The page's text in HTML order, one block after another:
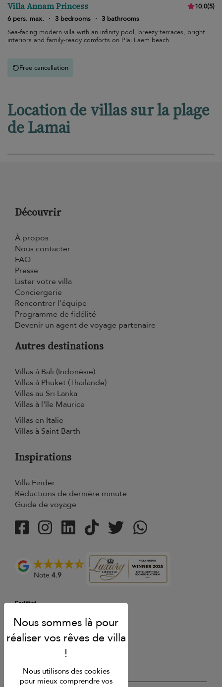
Villa Annam Princess 10.0(5)
6 pers. max.
· 3 bedrooms · 3 bathrooms
Sea-facing modern villa with an infinity pool, breezy terraces, bright
interiors and family-ready comforts on Plai Laem beach.
Free cancellation
Location de villas sur la plage
de Lamai
Découvrir
À propos
Nous contacter
FAQ
Presse
Lister votre villa
Conciergerie
Rencontrer l'équipe
Programme de fidélité
Devenir un agent de voyage partenaire
Autres destinations
Villas à Bali (Indonésie)
Villas à Phuket (Thaïlande)
Villas au Sri Lanka
Villas à l'île Maurice
Villas en Italie
Villas à Saint Barth
Inspirations
Villa Finder
Réductions de dernière minute
Guide de voyage
Note 4.9
Nous utilisons des cookies
pour mieux comprendre vos